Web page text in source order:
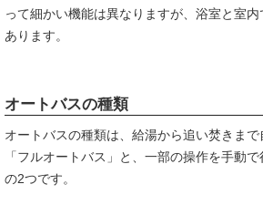
って細かい機能は異なりますが、浴室と室
あります。
オートバスの種類
オートバスの種類は、給湯から追い焚きま
「フルオートバス」と、一部の操作を手動で
の2つです。